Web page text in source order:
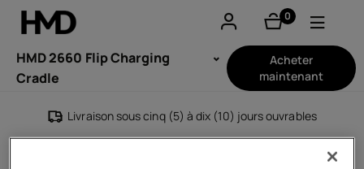
0
éléments
Smartphones
Téléphones classiques
HMD 2660 Flip Charging
Cradle
Acheter
maintenant
Livraison sous cinq (5) à dix (10) jours ouvrables